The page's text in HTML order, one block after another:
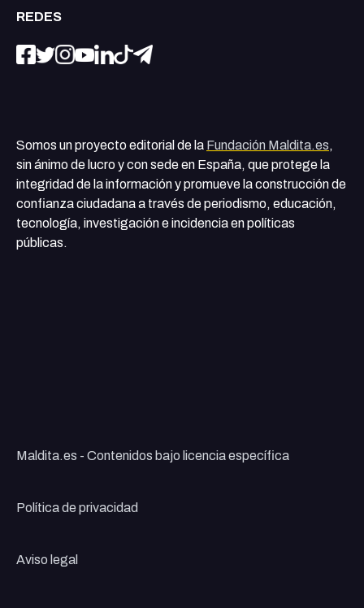
REDES
Somos un proyecto editorial de la Fundación Maldita.es,
sin ánimo de lucro y con sede en España, que protege la
integridad de la información y promueve la construcción de
confianza ciudadana a través de periodismo, educación,
tecnología, investigación e incidencia en políticas
públicas.
Maldita.es - Contenidos bajo licencia específica
Política de privacidad
Aviso legal